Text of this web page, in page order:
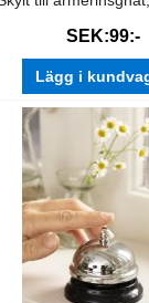
SEK:99:-
Lägg i